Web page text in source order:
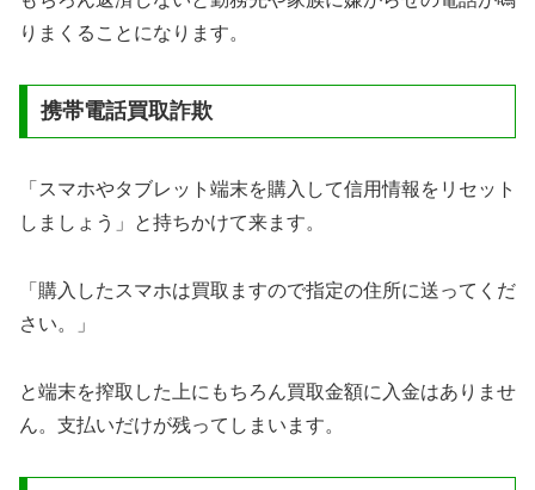
りまくることになります。
携帯電話買取詐欺
「スマホやタブレット端末を購入して信用情報をリセット
しましょう」と持ちかけて来ます。
「購入したスマホは買取ますので指定の住所に送ってくだ
さい。」
と端末を搾取した上にもちろん買取金額に入金はありませ
ん。支払いだけが残ってしまいます。